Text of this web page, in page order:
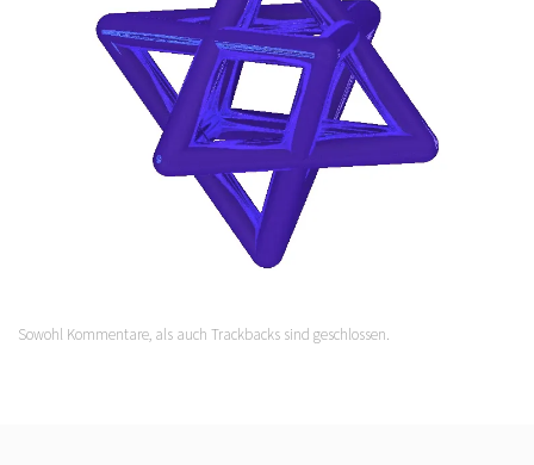
Sowohl Kommentare, als auch Trackbacks sind geschlossen.